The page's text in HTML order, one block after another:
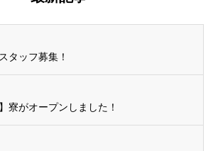
タッフ募集！
寮がオープンしました！